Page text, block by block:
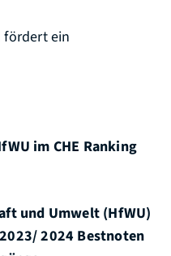
fördert ein
im CHE Ranking
und Umwelt (HfWU)
2024 Bestnoten